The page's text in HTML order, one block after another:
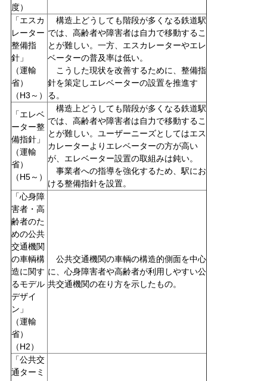
度）
「エスカ
レーター
整備指
針」
（運輸
省）
（H3～）
構造上どうしても階段が多くなる鉄道駅
では、高齢者や障害者は自力で移動するこ
とが難しい。一方、エスカレーターやエレ
ベーターの普及率は低い。
こうした現状を改善するために、整備指
針を策定しエレベーターの設置を推進す
る。
「エレベ
ーター整
備指針」
（運輸
省）
（H5～）
構造上どうしても階段が多くなる鉄道駅
では、高齢者や障害者は自力で移動するこ
とが難しい。ユーザーニーズとしてはエス
カレーターよりエレベーターの方が高い
が、エレベーター設置の取組みは鈍い。
事業者への指導を強化するため、駅にお
ける整備指針を設置。
「心身障
害者・高
齢者のた
めの公共
交通機関
の車輌構
造に関す
るモデル
デザイ
ン」
（運輸
省）
（H2）
公共交通機関の車輌の構造的側面を中心
に、心身障害者や高齢者が利用しやすい公
共交通機関の在り方を示したもの。
「公共交
通ターミ